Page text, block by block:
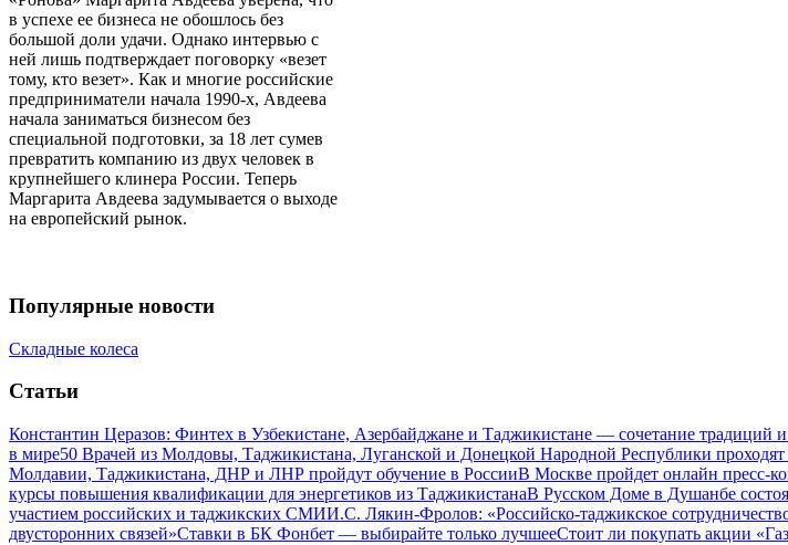
в успехе ее бизнеса не обошлось без
большой доли удачи. Однако интервью с
ней лишь подтверждает поговорку «везет
тому, кто везет». Как и многие российские
предприниматели начала 1990-х, Авдеева
начала заниматься бизнесом без
специальной подготовки, за 18 лет сумев
превратить компанию из двух человек в
крупнейшего клинера России. Теперь
Маргарита Авдеева задумывается о выходе
на европейский рынок.
Популярные новости
Складные колеса
Статьи
Константин Церазов: Финтех в Узбекистане, Азербайджане и Таджикистане — сочетание традиций
в мире50 Врачей из Молдовы, Таджикистана, Луганской и Донецкой Народной Республики
Молдавии, Таджикистана, ДНР и ЛНР пройдут обучение в РоссииВ Москве пройдет онлайн пресс-
курсы повышения квалификации для энергетиков из ТаджикистанаВ Русском Доме в Душанбе
участием российских и таджикских СМИИ.С. Лякин-Фролов: «Российско-таджикское
двусторонних связей»Ставки в БК Фонбет — выбирайте только лучшееСтоит ли покупать акции